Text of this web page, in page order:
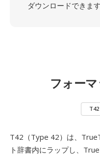
ダウンロードできます
フォー
T42
T42（Type 42）は、
ト辞書内にラップし、